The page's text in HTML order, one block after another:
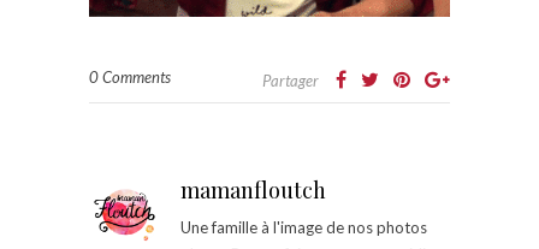
0 Comments Partager
mamanfloutch
Une famille à l'image de nos photos